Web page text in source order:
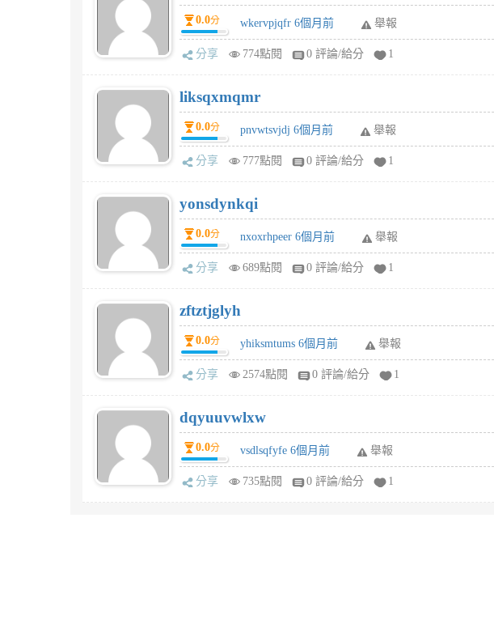
0.0分 wkervpjqfr 6個月前 舉報
分享 774點閱 0 評論/給分 1
liksqxmqmr
0.0分 pnvwtsvjdj 6個月前 舉報
分享 777點閱 0 評論/給分 1
yonsdynkqi
0.0分 nxoxrhpeer 6個月前 舉報
分享 689點閱 0 評論/給分 1
zftztjglyh
0.0分 yhiksmtums 6個月前 舉報
分享 2574點閱 0 評論/給分 1
dqyuuvwlxw
0.0分 vsdlsqfyfe 6個月前 舉報
分享 735點閱 0 評論/給分 1